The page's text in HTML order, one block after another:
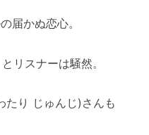
届かぬ恋心。
リスナーは騒然。
たり じゅんじ)さんも